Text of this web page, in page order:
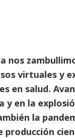
nos
virtuales y
en salud.
y en la
la
producción